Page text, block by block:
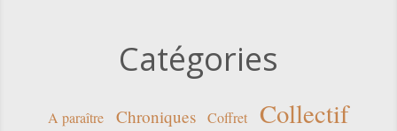
Catégories
A paraître Chroniques Coffret
Collectif